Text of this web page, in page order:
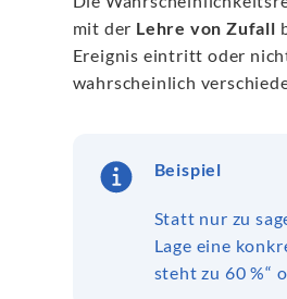
mit der Lehre von Zufall
Ereignis eintritt oder
wahrscheinlich
Beispiel
Statt nur zu
Lage eine
steht zu 60 %“